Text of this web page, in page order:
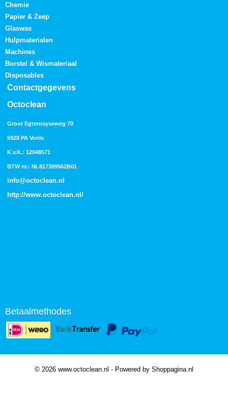
Chemie
Papier & Zeep
Glaswas
Hulpmaterialen
Machines
Borstel & Wismateriaal
Disposables
Contactgegevens
Octoclean
Groot Egtenrayseweg 70
5928 PA Venlo
K.v.K.: 12048571
BTW nr.: NL817399562B01
info@octoclean.nl
http://www.octoclean.nl /
Betaalmethodes
© 2026 www.octoclean.nl - Powered by Shoppagina.nl